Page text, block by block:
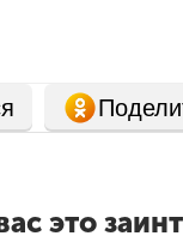
это